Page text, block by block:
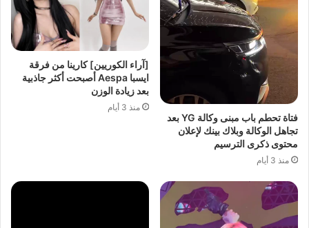
فتاة تحطم باب مبنى وكالة YG بعد
تجاهل الوكالة وبلاك بينك لإعلان
محتوى ذكرى الترسيم
منذ 3 أيام
[آراء الكوريين] كارينا من فرقة
ايسبا Aespa أصبحت أكثر جاذبية
بعد زيادة الوزن
منذ 3 أيام